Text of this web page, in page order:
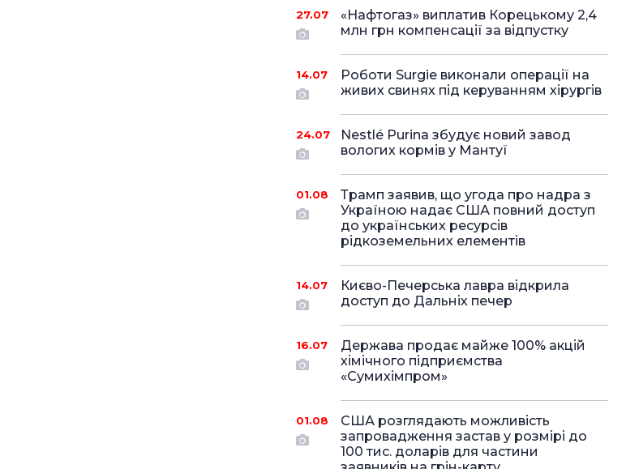
27.07
«Нафтогаз» виплатив Корецькому 2,4
млн грн компенсації за відпустку
14.07
Роботи Surgie виконали операції на
живих свинях під керуванням хірургів
24.07
Nestlé Purina збудує новий завод
вологих кормів у Мантуї
01.08
Трамп заявив, що угода про надра з
Україною надає США повний доступ
до українських ресурсів
рідкоземельних елементів
14.07
Києво-Печерська лавра відкрила
доступ до Дальніх печер
16.07
Держава продає майже 100% акцій
хімічного підприємства
«Сумихімпром»
01.08
США розглядають можливість
запровадження застав у розмірі до
100 тис. доларів для частини